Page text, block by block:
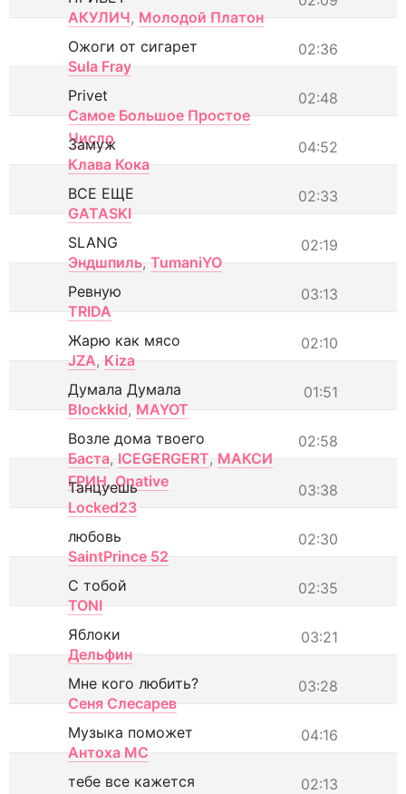
АКУЛИЧ, Молодой Платон
02:36
Ожоги от сигарет
Sula Fray
02:48
Privet
Самое Большое Простое
Число
04:52
Замуж
Клава Кока
02:33
ВСЕ ЕЩЕ
GATASKI
02:19
SLANG
Эндшпиль, TumaniYO
03:13
Ревную
TRIDA
02:10
Жарю как мясо
JZA, Kiza
01:51
Думала Думала
Blockkid, MAYOT
02:58
Возле дома твоего
Баста, ICEGERGERT, МАКСИ
ГРИН, Onative 03:38
Танцуешь
Locked23
02:30
любовь
SaintPrince 52
02:35
С тобой
TONI
03:21
Яблоки
Дельфин
03:28
Мне кого любить?
Сеня Слесарев
04:16
Музыка поможет
Антоха МС
02:13
тебе все кажется